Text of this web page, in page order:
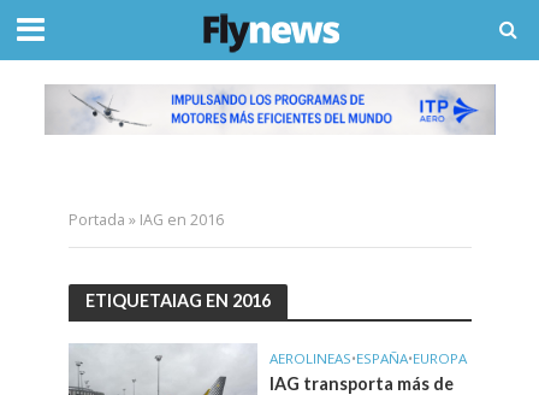
Portada » IAG en 2016
ETIQUETAIAG EN 2016
AEROLINEAS•ESPAÑA•EUROPA
IAG transporta más de